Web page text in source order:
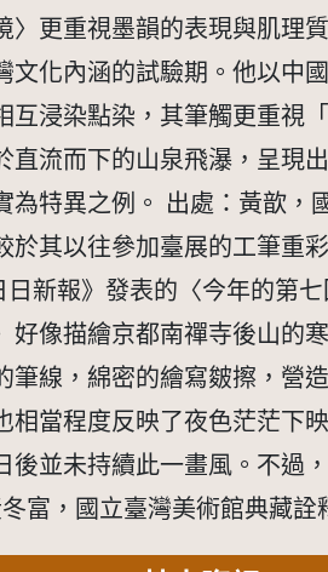
更重視墨韻的表現與肌理
化內涵的試驗期。他以中
浸染點染，其筆觸更重視
流而下的山泉飛瀑，呈現
特異之例。 出處：黃歆，
於其以往參加臺展的工筆重
日新報》發表的〈今年的第
像描繪京都南禪寺後山的
線，綿密的繪寫皴擦，營
當程度反映了夜色茫茫下
並未持續此一畫風。不過
富，國立臺灣美術館典藏詮